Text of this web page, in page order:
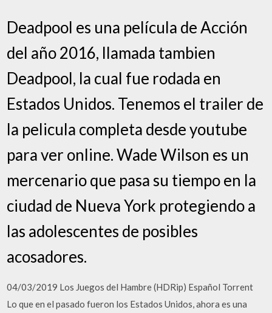
Deadpool es una película de Acción
del año 2016, llamada tambien
Deadpool, la cual fue rodada en
Estados Unidos. Tenemos el trailer de
la pelicula completa desde youtube
para ver online. Wade Wilson es un
mercenario que pasa su tiempo en la
ciudad de Nueva York protegiendo a
las adolescentes de posibles
acosadores.
04/03/2019 Los Juegos del Hambre (HDRip) Español Torrent
Lo que en el pasado fueron los Estados Unidos, ahora es una